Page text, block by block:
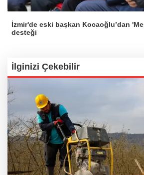
İzmir'de eski başkan Kocaoğlu’dan
desteği
İlginizi Çekebilir